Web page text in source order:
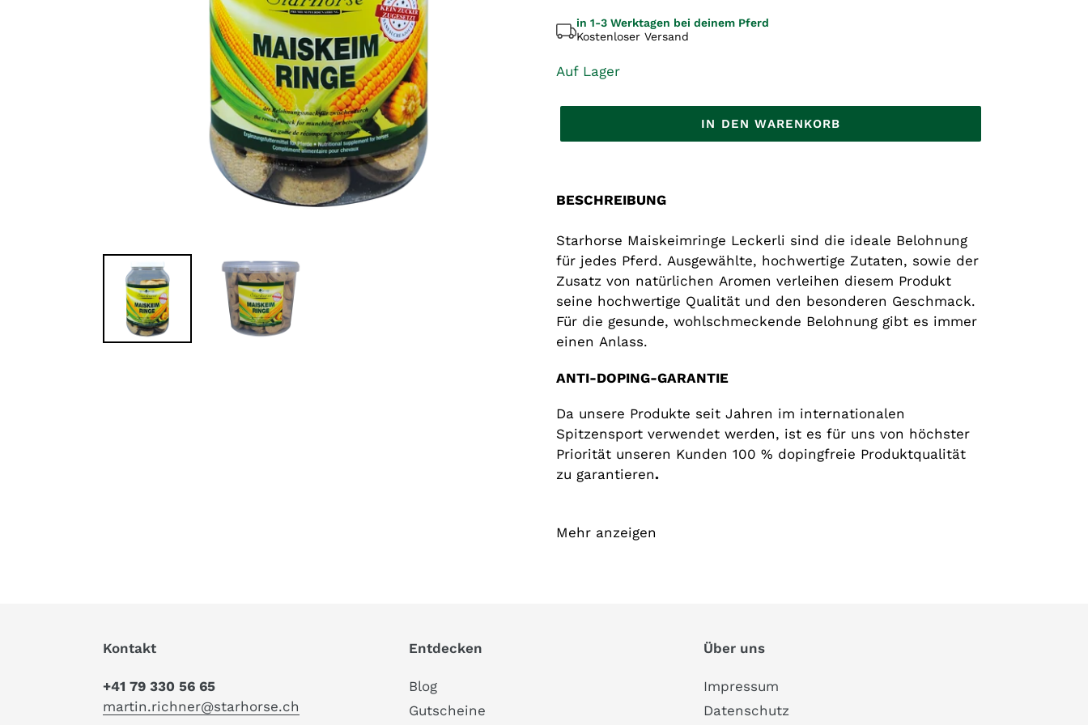
in 1-3 Werktagen bei deinem Pferd
Kostenloser Versand
Auf Lager
IN DEN WARENKORB
zum
hinzugefügt
BESCHREIBUNG
Starhorse Maiskeimringe Leckerli sind die ideale Belohnung
für jedes Pferd. Ausgewählte, hochwertige Zutaten, sowie der
Zusatz von natürlichen Aromen verleihen diesem Produkt
seine hochwertige Qualität und den besonderen Geschmack.
Für die gesunde, wohlschmeckende Belohnung gibt es immer
einen Anlass.
ANTI-DOPING-GARANTIE
Da unsere Produkte seit Jahren im internationalen
Spitzensport verwendet werden, ist es für uns von höchster
Priorität unseren Kunden 100 % dopingfreie Produktqualität
zu garantieren.
Mehr anzeigen
Kontakt
+41 79 330 56 65
martin.richner@starhorse.ch
Entdecken
Blog
Gutscheine
Über uns
Impressum
Datenschutz